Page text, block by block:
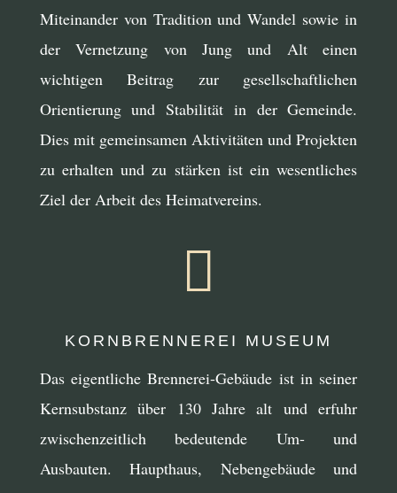
Miteinander von Tradition und Wandel sowie in
der Vernetzung von Jung und Alt einen
wichtigen Beitrag zur gesellschaftlichen
Orientierung und Stabilität in der Gemeinde.
Dies mit gemeinsamen Aktivitäten und Projekten
zu erhalten und zu stärken ist ein wesentliches
Ziel der Arbeit des Heimatvereins.

KORNBRENNEREI MUSEUM
Das eigentliche Brennerei-Gebäude ist in seiner
Kernsubstanz über 130 Jahre alt und erfuhr
zwischenzeitlich bedeutende Um- und
Ausbauten. Haupthaus, Nebengebäude und